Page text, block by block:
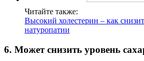
Читайте также:
Высокий холестерин – как
натуропатии
6. Может снизить уровень